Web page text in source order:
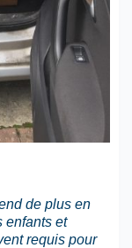
de plus en
enfants et
requis pour